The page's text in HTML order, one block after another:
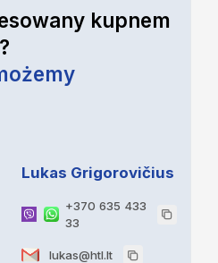
kupnem
Lukas Grigorovičius
+370 635 433
33
lukas@htl.lt